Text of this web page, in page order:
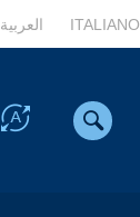
العربية ITALIANO